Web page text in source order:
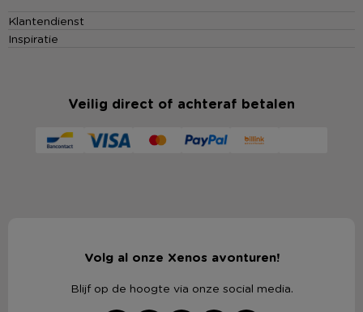
Klantendienst
Inspiratie
Veilig direct of achteraf betalen
Volg al onze Xenos avonturen!
Blijf op de hoogte via onze social media.